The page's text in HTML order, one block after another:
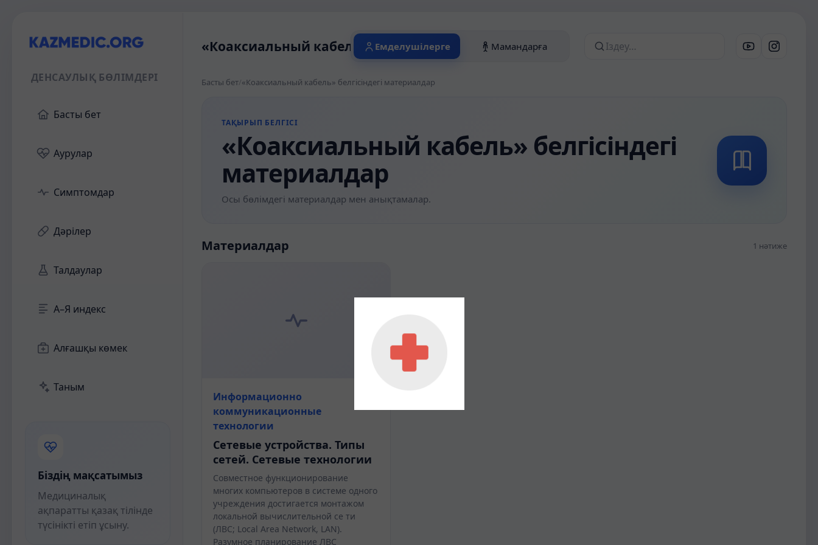
ДЕНСАУЛЫҚ БӨЛІМДЕРІ
Басты бет
Аурулар
Симптомдар
Дәрілер
Талдаулар
А–Я индекс
Алғашқы көмек
Таным
Біздің мақсатымыз
Медициналық
ақпаратты қазақ тілінде
түсінікті етіп ұсыну.
«Коаксиальный кабель» белгісіндегі материалдар
Емделушілерге Мамандарға Сайттан іздеу
Басты бет/«Коаксиальный кабель» белгісіндегі материалдар
ТАҚЫРЫП БЕЛГІСІ
«Коаксиальный кабель» белгісіндегі
материалдар
Осы бөлімдегі материалдар мен анықтамалар.
Материалдар 1 нәтиже
Информационно
коммуникационные
технологии
Сетевые устройства. Типы
сетей. Сетевые технологии
Совместное функционирование
многих компьютеров в системе одного
учреждения достигается монтажом
локальной вычислительной се ти
(ЛВС; Local Area Network, LAN).
Разумное планирование ЛВС